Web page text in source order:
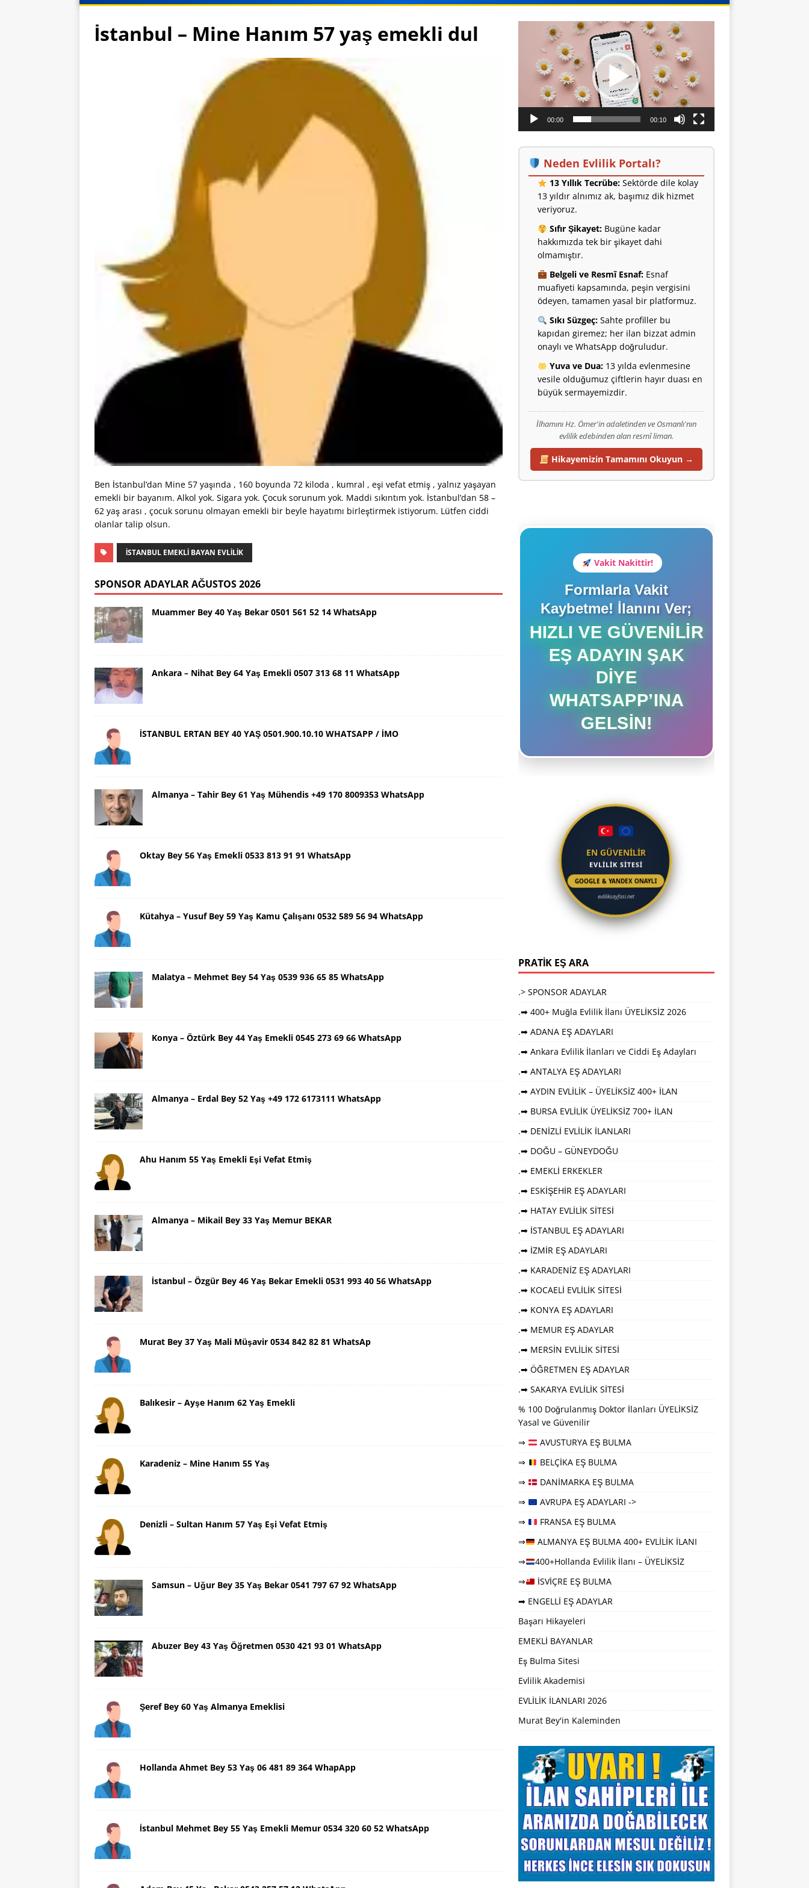
İstanbul – Mine Hanım 57 yaş emekli dul
Ben İstanbul’dan Mine 57 yaşında , 160 boyunda 72 kiloda , kumral , eşi vefat etmiş , yalnız yaşayan
emekli bir bayanım. Alkol yok. Sigara yok. Çocuk sorunum yok. Maddi sıkıntım yok. İstanbul’dan 58 –
62 yaş arası , çocuk sorunu olmayan emekli bir beyle hayatımı birleştirmek istiyorum. Lütfen ciddi
olanlar talip olsun.
İSTANBUL EMEKLI BAYAN EVLILIK
SPONSOR ADAYLAR AĞUSTOS 2026
Muammer Bey 40 Yaş Bekar 0501 561 52 14 WhatsApp
Ankara – Nihat Bey 64 Yaş Emekli 0507 313 68 11 WhatsApp
İSTANBUL ERTAN BEY 40 YAŞ 0501.900.10.10 WHATSAPP / İMO
Almanya – Tahir Bey 61 Yaş Mühendis +49 170 8009353 WhatsApp
Oktay Bey 56 Yaş Emekli 0533 813 91 91 WhatsApp
Kütahya – Yusuf Bey 59 Yaş Kamu Çalışanı 0532 589 56 94 WhatsApp
Malatya – Mehmet Bey 54 Yaş 0539 936 65 85 WhatsApp
Konya – Öztürk Bey 44 Yaş Emekli 0545 273 69 66 WhatsApp
Almanya – Erdal Bey 52 Yaş +49 172 6173111 WhatsApp
Ahu Hanım 55 Yaş Emekli Eşi Vefat Etmiş
Almanya – Mikail Bey 33 Yaş Memur BEKAR
İstanbul – Özgür Bey 46 Yaş Bekar Emekli 0531 993 40 56 WhatsApp
Murat Bey 37 Yaş Mali Müşavir 0534 842 82 81 WhatsAp
Balıkesir – Ayşe Hanım 62 Yaş Emekli
Karadeniz – Mine Hanım 55 Yaş
Denizli – Sultan Hanım 57 Yaş Eşi Vefat Etmiş
Samsun – Uğur Bey 35 Yaş Bekar 0541 797 67 92 WhatsApp
Abuzer Bey 43 Yaş Öğretmen 0530 421 93 01 WhatsApp
Şeref Bey 60 Yaş Almanya Emeklisi
Hollanda Ahmet Bey 53 Yaş 06 481 89 364 WhapApp
İstanbul Mehmet Bey 55 Yaş Emekli Memur 0534 320 60 52 WhatsApp
oynatıcı
00:00 00:10
Neden Evlilik Portalı?
13 Yıllık Tecrübe:Sektörde dile kolay
13 yıldır alnımız ak, başımız dik hizmet
veriyoruz.
Sıfır Şikayet:Bugüne kadar
hakkımızda tek bir şikayet dahi
olmamıştır.
Belgeli ve Resmî Esnaf:Esnaf
muafiyeti kapsamında, peşin vergisini
ödeyen, tamamen yasal bir platformuz.
Sıkı Süzgeç:Sahte profiller bu
kapıdan giremez; her ilan bizzat admin
onaylı ve WhatsApp doğruludur.
Yuva ve Dua:13 yılda evlenmesine
vesile olduğumuz çiftlerin hayır duası en
büyük sermayemizdir.
İlhamını Hz. Ömer'in adaletinden ve Osmanlı'nın
evlilik edebinden alan resmî liman.
Hikayemizin Tamamını Okuyun →
Vakit Nakittir!
Formlarla Vakit
Kaybetme! İlanını Ver;
HIZLI VE GÜVENILIR
EŞ ADAYIN ŞAK
DIYE
WHATSAPP’INA
GELSIN!
EN GÜVENİLİR
EVLİLİK SİTESİ
GOOGLE & YANDEX ONAYLI
evliliksayfasi.net
PRATİK EŞ ARA
.> SPONSOR ADAYLAR
.➡ 400+ Muğla Evlilik İlanı ÜYELİKSİZ 2026
.➡ ADANA EŞ ADAYLARI
.➡ Ankara Evlilik İlanları ve Ciddi Eş Adayları
.➡ ANTALYA EŞ ADAYLARI
.➡ AYDIN EVLİLİK – ÜYELİKSİZ 400+ İLAN
.➡ BURSA EVLİLİK ÜYELİKSİZ 700+ İLAN
.➡ DENİZLİ EVLİLİK İLANLARI
.➡ DOĞU – GÜNEYDOĞU
.➡ EMEKLİ ERKEKLER
.➡ ESKİŞEHİR EŞ ADAYLARI
.➡ HATAY EVLİLİK SİTESİ
.➡ İSTANBUL EŞ ADAYLARI
.➡ İZMİR EŞ ADAYLARI
.➡ KARADENİZ EŞ ADAYLARI
.➡ KOCAELİ EVLİLİK SİTESİ
.➡ KONYA EŞ ADAYLARI
.➡ MEMUR EŞ ADAYLAR
.➡ MERSİN EVLİLİK SİTESİ
.➡ ÖĞRETMEN EŞ ADAYLAR
.➡ SAKARYA EVLİLİK SİTESİ
% 100 Doğrulanmış Doktor İlanları ÜYELİKSİZ
Yasal ve Güvenilir
⇒
AVUSTURYA EŞ BULMA
⇒
BELÇİKA EŞ BULMA
⇒
DANİMARKA EŞ BULMA
⇒
AVRUPA EŞ ADAYLARI ->
⇒
FRANSA EŞ BULMA
⇒
ALMANYA EŞ BULMA 400+ EVLİLİK İLANI
⇒
400+Hollanda Evlilik İlanı – ÜYELİKSİZ
⇒
İSVİÇRE EŞ BULMA
➡ ENGELLİ EŞ ADAYLAR
Başarı Hikayeleri
EMEKLİ BAYANLAR
Eş Bulma Sitesi
Evlilik Akademisi
EVLİLİK İLANLARI 2026
Murat Bey'in Kaleminden